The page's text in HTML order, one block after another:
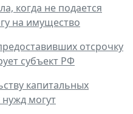
когда не подается
на имущество
отсрочку
субъект РФ
капитальных
могут